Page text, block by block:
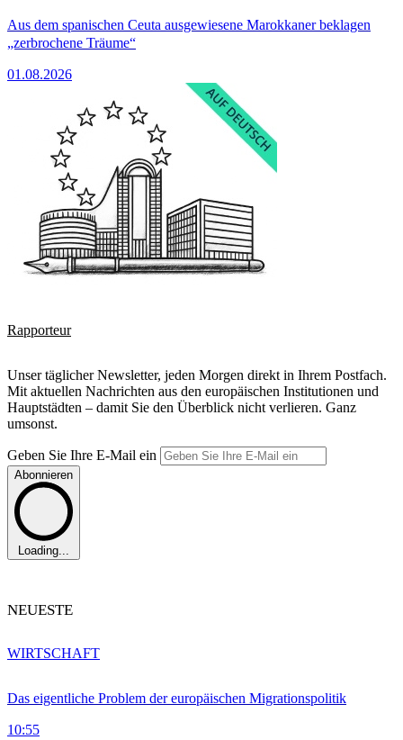
Aus dem spanischen Ceuta ausgewiesene Marokkaner beklagen
„zerbrochene Träume“
01.08.2026
Rapporteur
Unser täglicher Newsletter, jeden Morgen direkt in Ihrem Postfach.
Mit aktuellen Nachrichten aus den europäischen Institutionen und
Hauptstädten – damit Sie den Überblick nicht verlieren. Ganz
umsonst.
Geben Sie Ihre E-Mail ein
Abonnieren
Loading...
NEUESTE
Das eigentliche Problem der europäischen Migrationspolitik
10:55
WIRTSCHAFT